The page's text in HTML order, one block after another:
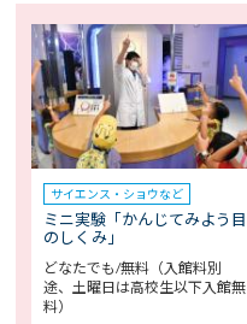
サイエンス・ショウなど
ミニ実験「かんじてみよう目
のしくみ」
どなたでも/無料（入館料別
途、土曜日は高校生以下入館無
料）